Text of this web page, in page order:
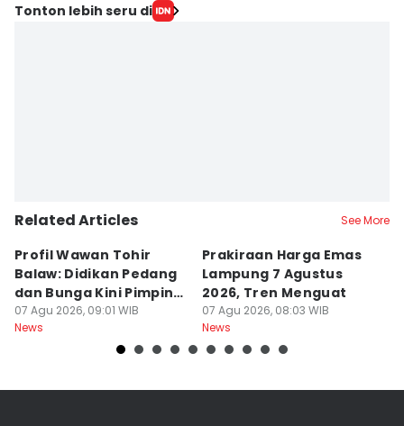
Tonton lebih seru di
Related Articles See More
Profil Wawan Tohir
Balaw: Didikan Pedang
dan Bunga Kini Pimpin
PRI Lampung
07 Agu 2026, 09:01 WIB
News
Prakiraan Harga Emas
Lampung 7 Agustus
2026, Tren Menguat
07 Agu 2026, 08:03 WIB
News